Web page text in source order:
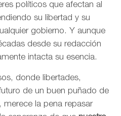
políticos que afectan al
su libertad y su
gobierno. Y aunque
desde su redacción
intacta su esencia.
donde libertades,
de un buen puñado de
merece la pena repasar